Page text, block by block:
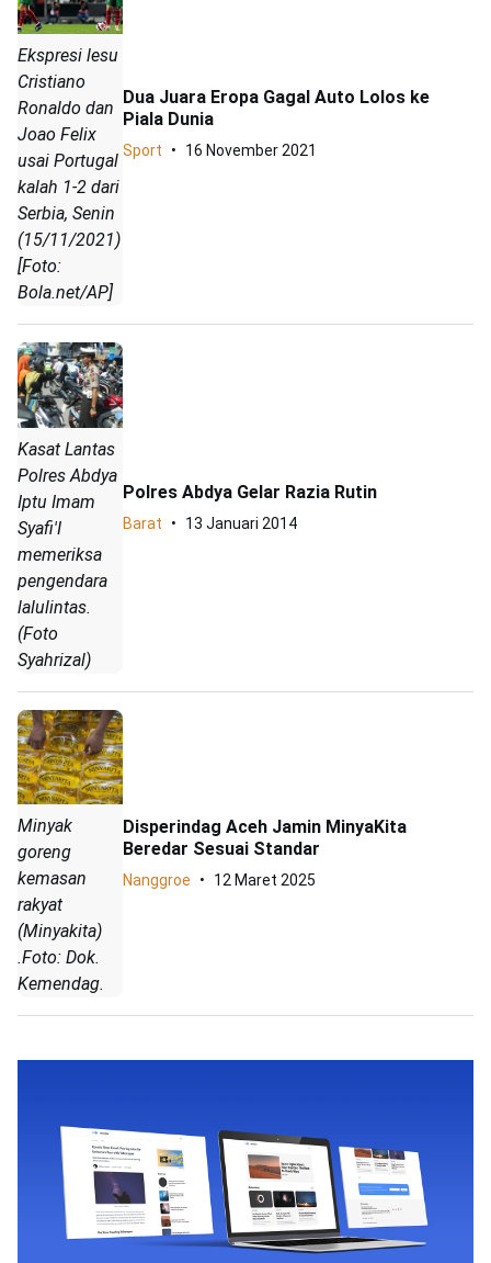
Ekspresi lesu
Cristiano
Ronaldo dan
Joao Felix
usai Portugal
kalah 1-2 dari
Serbia, Senin
(15/11/2021)
[Foto:
Bola.net/AP]
Dua Juara Eropa Gagal Auto Lolos ke
Piala Dunia
Sport 16 November 2021
Kasat Lantas
Polres Abdya
Iptu Imam
Syafi'I
memeriksa
pengendara
lalulintas.
(Foto
Syahrizal)
Polres Abdya Gelar Razia Rutin
Barat 13 Januari 2014
Minyak
goreng
kemasan
rakyat
(Minyakita)
.Foto: Dok.
Kemendag.
Disperindag Aceh Jamin MinyaKita
Beredar Sesuai Standar
Nanggroe 12 Maret 2025